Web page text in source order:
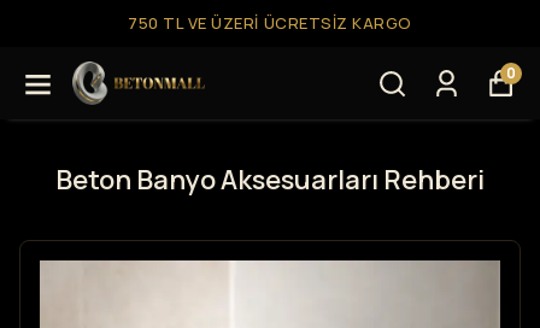
ÜCRETSIZ KARGO
0
Beton Banyo Aksesuarları Rehberi